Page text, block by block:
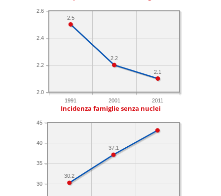
1991 2001 2011
2.0
2.2
2.4
2.6
2.1
2.2
2.5
Incidenza famiglie senza nuclei
30
35
40
45
37.1
30.2